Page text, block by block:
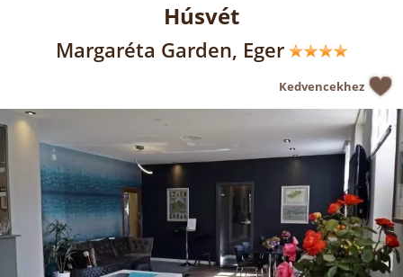
Húsvét
Margaréta Garden, Eger
Kedvencekhez